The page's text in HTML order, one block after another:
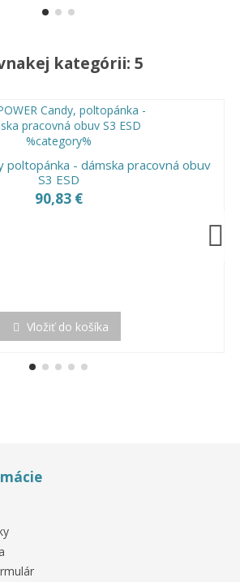
kategórii: 5
poltopánka - dámska pracovná obuv
S3 ESD
90,83 €
Vložiť do košíka